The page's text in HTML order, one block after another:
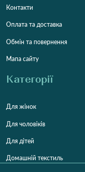
Контакти
Оплата та доставка
Обмін та повернення
Мапа сайту
Категорії
Для жінок
Для чоловіків
Для дітей
Домашній текстиль